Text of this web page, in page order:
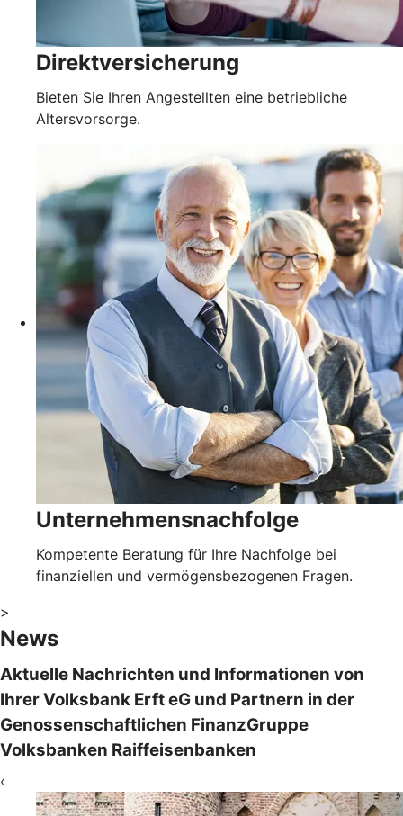
Direktversicherung
Bieten Sie Ihren Angestellten eine betriebliche
Altersvorsorge.
Unternehmensnachfolge
Kompetente Beratung für Ihre Nachfolge bei
finanziellen und vermögensbezogenen Fragen.
>
News
Aktuelle Nachrichten und Informationen von
Ihrer Volksbank Erft eG und Partnern in der
Genossenschaftlichen FinanzGruppe
Volksbanken Raiffeisenbanken
‹